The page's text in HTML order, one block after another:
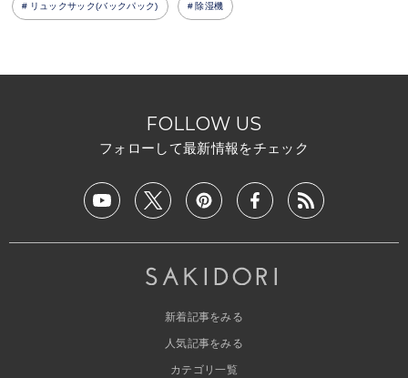
リュックサック(バックパック) 除湿機
FOLLOW US
フォローして最新情報をチェック
新着記事をみる
人気記事をみる
カテゴリ一覧